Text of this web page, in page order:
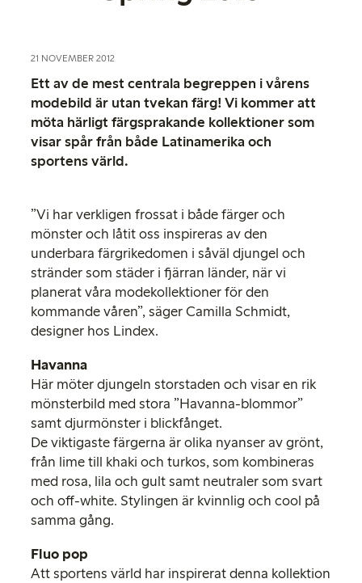
21 NOVEMBER 2012
Ett av de mest centrala begreppen i vårens
modebild är utan tvekan färg! Vi kommer att
möta härligt färgsprakande kollektioner som
visar spår från både Latinamerika och
sportens värld.
”Vi har verkligen frossat i både färger och
mönster och låtit oss inspireras av den
underbara färgrikedomen i såväl djungel och
stränder som städer i fjärran länder, när vi
planerat våra modekollektioner för den
kommande våren”, säger Camilla Schmidt,
designer hos Lindex.
Havanna
Här möter djungeln storstaden och visar en rik
mönsterbild med stora ”Havanna-blommor”
samt djurmönster i blickfånget.
De viktigaste färgerna är olika nyanser av grönt,
från lime till khaki och turkos, som kombineras
med rosa, lila och gult samt neutraler som svart
och off-white. Stylingen är kvinnlig och cool på
samma gång.
Fluo pop
Att sportens värld har inspirerat denna kollektion